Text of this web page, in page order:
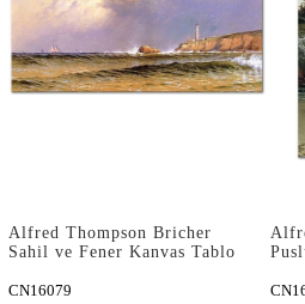
Alfred Thompson Bricher
Sahil ve Fener Kanvas Tablo
CN16079